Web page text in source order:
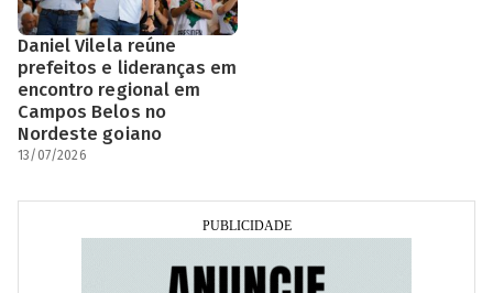
Daniel Vilela reúne
prefeitos e lideranças em
encontro regional em
Campos Belos no
Nordeste goiano
13/07/2026